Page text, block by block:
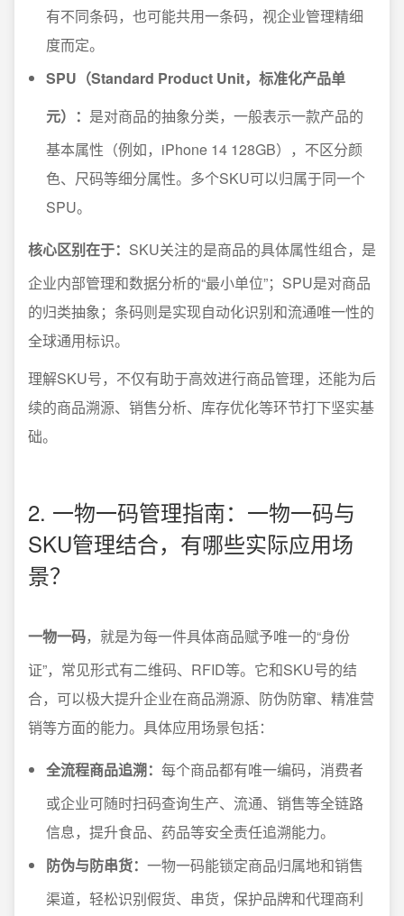
有不同条码，也可能共用一条码，视企业管理精细
度而定。
SPU（Standard Product Unit，标准化产品单
元）： 是对商品的抽象分类，一般表示一款产品的
基本属性（例如，iPhone 14 128GB），不区分颜
色、尺码等细分属性。多个SKU可以归属于同一个
SPU。
核心区别在于： SKU关注的是商品的具体属性组合，是
企业内部管理和数据分析的“最小单位”；SPU是对商品
的归类抽象；条码则是实现自动化识别和流通唯一性的
全球通用标识。
理解SKU号，不仅有助于高效进行商品管理，还能为后
续的商品溯源、销售分析、库存优化等环节打下坚实基
础。
2. 一物一码管理指南：一物一码与
SKU管理结合，有哪些实际应用场
景？
一物一码，就是为每一件具体商品赋予唯一的“身份
证”，常见形式有二维码、RFID等。它和SKU号的结
合，可以极大提升企业在商品溯源、防伪防窜、精准营
销等方面的能力。具体应用场景包括：
全流程商品追溯： 每个商品都有唯一编码，消费者
或企业可随时扫码查询生产、流通、销售等全链路
信息，提升食品、药品等安全责任追溯能力。
防伪与防串货： 一物一码能锁定商品归属地和销售
渠道，轻松识别假货、串货，保护品牌和代理商利